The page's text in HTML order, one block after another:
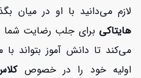
لازم می‌دانید با او در میان
هایتاکی برای جلب رضایت شما
می‌کند تا دانش آموز بتواند
اولیه خود را در خصوص